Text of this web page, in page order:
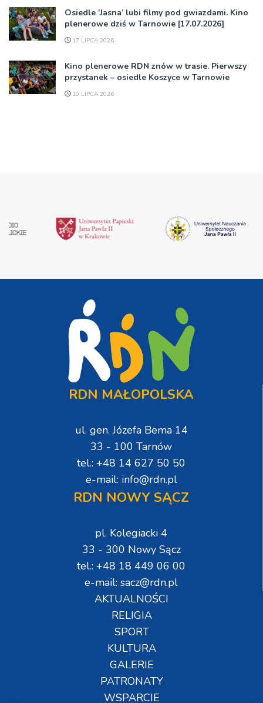
Osiedle 'Jasna’ lubi filmy pod gwiazdami. Kino
plenerowe dziś w Tarnowie [17.07.2026]
17 LIPCA 2026
Kino plenerowe RDN znów w trasie. Pierwszy
przystanek – osiedle Koszyce w Tarnowie
10 LIPCA 2026
RDN MAŁOPOLSKA
ul. gen. Józefa Bema 14
33 - 100 Tarnów
tel.: +48 14 627 50 50
e-mail: info@rdn.pl
RDN NOWY SĄCZ
pl. Kolegiacki 4
33 - 300 Nowy Sącz
tel.: +48 18 449 06 00
e-mail: sacz@rdn.pl
AKTUALNOŚCI
RELIGIA
SPORT
KULTURA
GALERIE
PATRONATY
WSPARCIE